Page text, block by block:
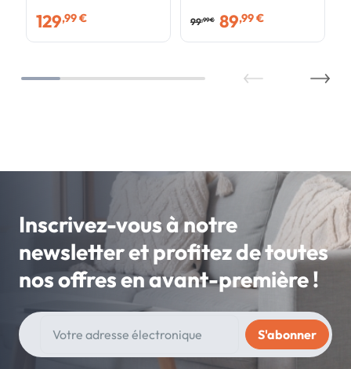
129,99 € 99,99 € 89,99 €
Inscrivez-vous à notre
newsletter et profitez de toutes
nos offres en avant-première !